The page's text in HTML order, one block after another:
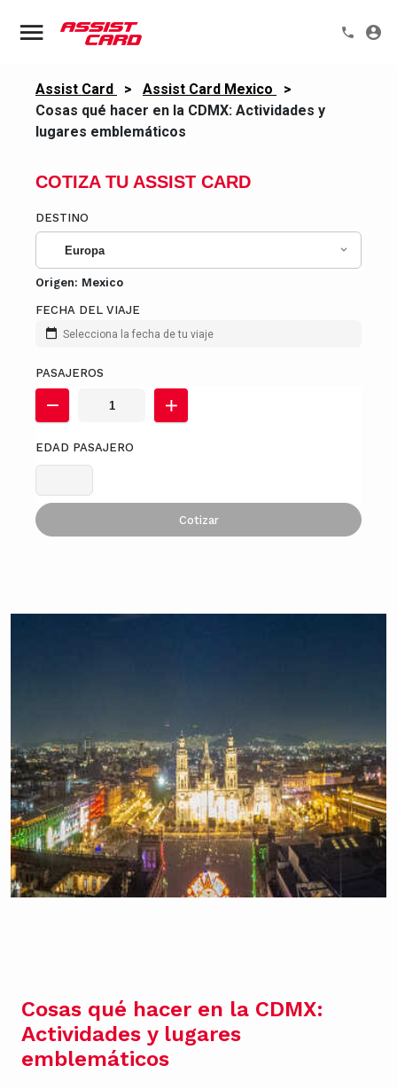
Assist Card > Assist Card Mexico
>
Cosas qué hacer en la CDMX: Actividades y
lugares emblemáticos
COTIZA TU ASSIST CARD
DESTINO
Europa
Origen: Mexico
FECHA DEL VIAJE
Selecciona la fecha de tu viaje
PASAJEROS
EDAD PASAJERO
Cotizar
Cosas qué hacer en la CDMX:
Actividades y lugares
emblemáticos